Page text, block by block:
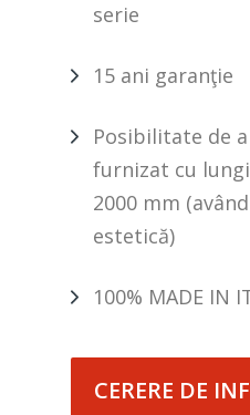
serie
15 ani garanţie
Posibilitate de
furnizat cu
2000 mm
estetică)
100% MADE IN
CERERE DE